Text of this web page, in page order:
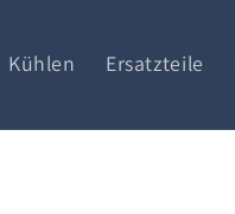
Kühlen Ersatzteile